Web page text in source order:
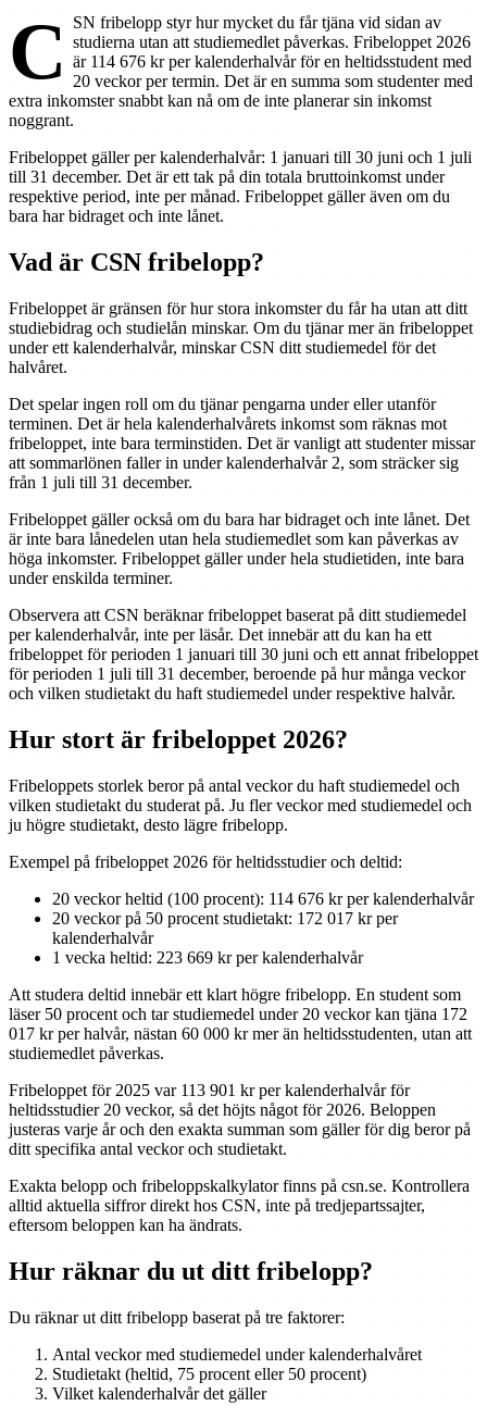
C
SN fribelopp styr hur mycket du får tjäna vid sidan av
studierna utan att studiemedlet påverkas. Fribeloppet 2026
är 114 676 kr per kalenderhalvår för en heltidsstudent med
20 veckor per termin. Det är en summa som studenter med
extra inkomster snabbt kan nå om de inte planerar sin inkomst
noggrant.
Fribeloppet gäller per kalenderhalvår: 1 januari till 30 juni och 1 juli
till 31 december. Det är ett tak på din totala bruttoinkomst under
respektive period, inte per månad. Fribeloppet gäller även om du
bara har bidraget och inte lånet.
Vad är CSN fribelopp?
Fribeloppet är gränsen för hur stora inkomster du får ha utan att ditt
studiebidrag och studielån minskar. Om du tjänar mer än fribeloppet
under ett kalenderhalvår, minskar CSN ditt studiemedel för det
halvåret.
Det spelar ingen roll om du tjänar pengarna under eller utanför
terminen. Det är hela kalenderhalvårets inkomst som räknas mot
fribeloppet, inte bara terminstiden. Det är vanligt att studenter missar
att sommarlönen faller in under kalenderhalvår 2, som sträcker sig
från 1 juli till 31 december.
Fribeloppet gäller också om du bara har bidraget och inte lånet. Det
är inte bara lånedelen utan hela studiemedlet som kan påverkas av
höga inkomster. Fribeloppet gäller under hela studietiden, inte bara
under enskilda terminer.
Observera att CSN beräknar fribeloppet baserat på ditt studiemedel
per kalenderhalvår, inte per läsår. Det innebär att du kan ha ett
fribeloppet för perioden 1 januari till 30 juni och ett annat fribeloppet
för perioden 1 juli till 31 december, beroende på hur många veckor
och vilken studietakt du haft studiemedel under respektive halvår.
Hur stort är fribeloppet 2026?
Fribeloppets storlek beror på antal veckor du haft studiemedel och
vilken studietakt du studerat på. Ju fler veckor med studiemedel och
ju högre studietakt, desto lägre fribelopp.
Exempel på fribeloppet 2026 för heltidsstudier och deltid:
20 veckor heltid (100 procent): 114 676 kr per kalenderhalvår
20 veckor på 50 procent studietakt: 172 017 kr per
kalenderhalvår
1 vecka heltid: 223 669 kr per kalenderhalvår
Att studera deltid innebär ett klart högre fribelopp. En student som
läser 50 procent och tar studiemedel under 20 veckor kan tjäna 172
017 kr per halvår, nästan 60 000 kr mer än heltidsstudenten, utan att
studiemedlet påverkas.
Fribeloppet för 2025 var 113 901 kr per kalenderhalvår för
heltidsstudier 20 veckor, så det höjts något för 2026. Beloppen
justeras varje år och den exakta summan som gäller för dig beror på
ditt specifika antal veckor och studietakt.
Exakta belopp och fribeloppskalkylator finns på csn.se. Kontrollera
alltid aktuella siffror direkt hos CSN, inte på tredjepartssajter,
eftersom beloppen kan ha ändrats.
Hur räknar du ut ditt fribelopp?
Du räknar ut ditt fribelopp baserat på tre faktorer:
Antal veckor med studiemedel under kalenderhalvåret
Studietakt (heltid, 75 procent eller 50 procent)
Vilket kalenderhalvår det gäller